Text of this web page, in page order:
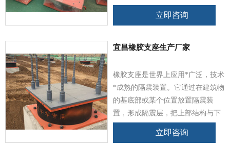
震能量，避免或减少地震能量向上
其内部人员、设备，不影响室内设
立即咨询
宜昌橡胶支座生产厂家
橡胶支座是世界上应用*广泛，技术
*成熟的隔震装置。它通过在建筑物
的基底部或某个位置放置隔震装
置，形成隔震层，把上部结构与下
震能量，避免或减少地震能量向上
立即咨询